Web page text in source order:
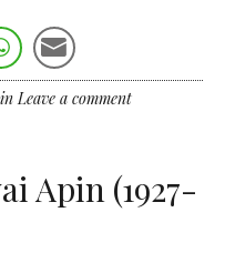
Leave a comment
Apin (1927-